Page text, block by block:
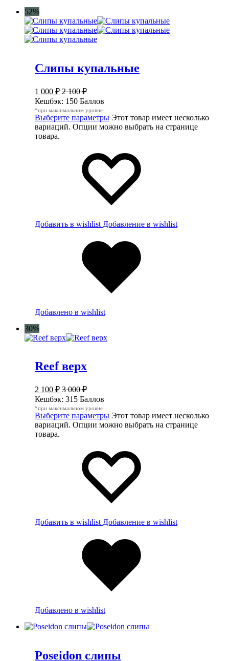
52%
Слипы купальные
1 000 ₽ 2 100₽
Кешбэк: 150 Баллов
*при максимальном уровне
Выберите параметры Этот товар имеет несколько
вариаций. Опции можно выбрать на странице
товара.
Добавить в wishlist Добавление в wishlist
Добавлено в wishlist
30%
Reef верх
2 100 ₽ 3 000₽
Кешбэк: 315 Баллов
*при максимальном уровне
Выберите параметры Этот товар имеет несколько
вариаций. Опции можно выбрать на странице
товара.
Добавить в wishlist Добавление в wishlist
Добавлено в wishlist
Poseidon слипы